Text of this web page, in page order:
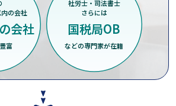
の会社
会社
富
社労士・司法書士
さらには
国税局OB
などの専門家が在籍